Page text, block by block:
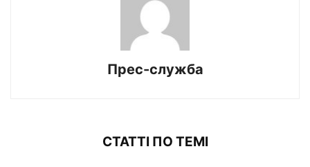
Прес-служба
СТАТТІ ПО ТЕМІ